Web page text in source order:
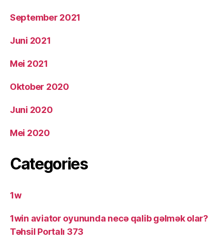
September 2021
Juni 2021
Mei 2021
Oktober 2020
Juni 2020
Mei 2020
Categories
1w
1win aviator oyununda necə qalib gəlmək olar?
Təhsil Portalı 373